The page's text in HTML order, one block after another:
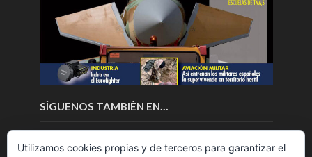
SÍGUENOS TAMBIÉN EN…
Utilizamos cookies propias y de terceros para garantizar el